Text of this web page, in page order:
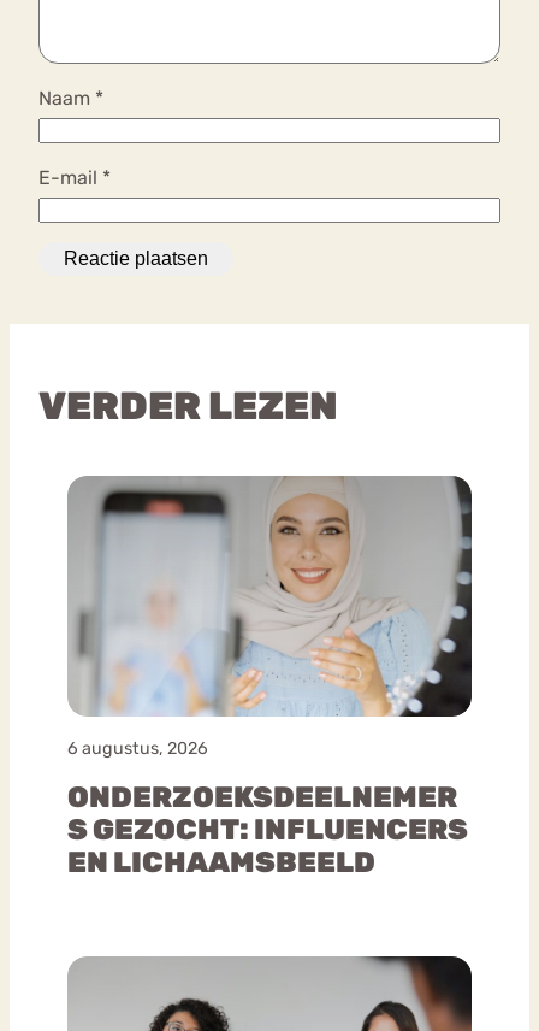
Naam *
E-mail *
VERDER LEZEN
6 augustus, 2026
ONDERZOEKSDEELNEMER
S GEZOCHT: INFLUENCERS
EN LICHAAMSBEELD